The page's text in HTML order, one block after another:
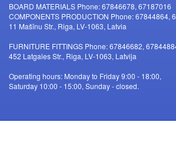
BOARD MATERIALS Phone: 67846678, 67187016
COMPONENTS PRODUCTION Phone: 67844864,
11 Mašīnu Str., Riga, LV-1063, Latvia
FURNITURE FITTINGS Phone: 67846682,
452 Latgales Str., Riga, LV-1063, Latvija
Operating hours: Monday to Friday 9:00 - 18:00,
Saturday 10:00 - 15:00, Sunday - closed.